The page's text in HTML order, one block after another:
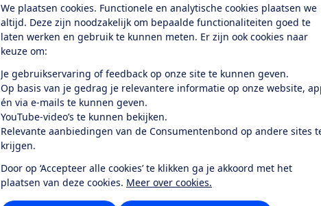
We plaatsen cookies. Functionele en analytische cookies plaatsen we
altijd. Deze zijn noodzakelijk om bepaalde functionaliteiten goed te
laten werken en gebruik te kunnen meten. Er zijn ook cookies naar
keuze om:
Je gebruikservaring of feedback op onze site te kunnen geven.
Op basis van je gedrag je relevantere informatie op onze website,
én via e-mails te kunnen geven.
YouTube-video’s te kunnen bekijken.
Relevante aanbiedingen van de Consumentenbond op andere sites
krijgen.
Door op ‘Accepteer alle cookies’ te klikken ga je akkoord met het
plaatsen van deze cookies. Meer over cookies.